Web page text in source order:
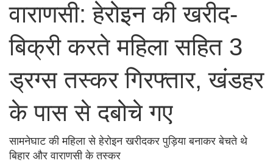
वाराणसी: हेरोइन की खरीद-
बिक्री करते महिला सहित 3
ड्रग्स तस्कर गिरफ्तार, खंडहर
के पास से दबोचे गए
सामनेघाट की महिला से हेरोइन खरीदकर पुड़िया बनाकर बेचते थे
बिहार और वाराणसी के तस्कर